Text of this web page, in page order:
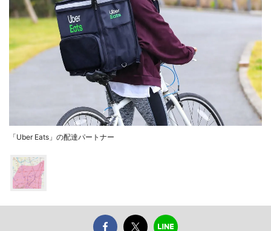
「Uber Eats」の配達パートナー